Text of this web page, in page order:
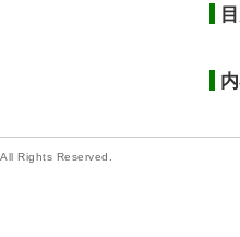
Rights Reserved.